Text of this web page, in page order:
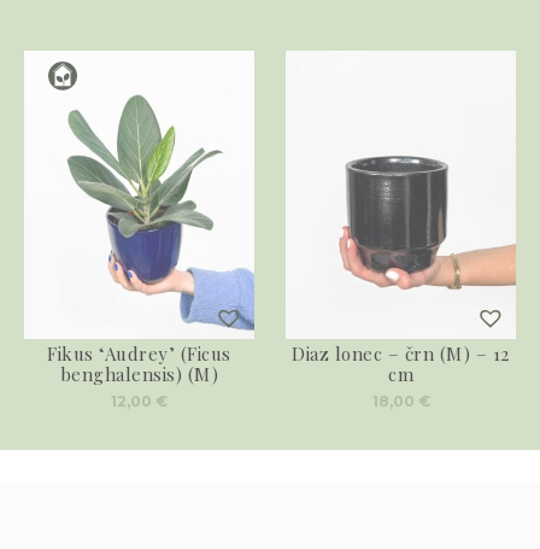
Fikus ‘Audrey’ (Ficus
benghalensis) (M)
12,00 €
Diaz lonec – črn (M) – 12
cm
18,00 €